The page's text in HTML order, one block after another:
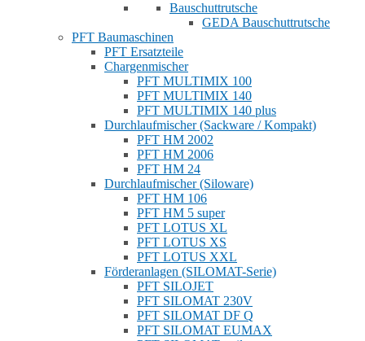
Bauschuttrutsche
GEDA Bauschuttrutsche
PFT Baumaschinen
PFT Ersatzteile
Chargenmischer
PFT MULTIMIX 100
PFT MULTIMIX 140
PFT MULTIMIX 140 plus
Durchlaufmischer (Sackware / Kompakt)
PFT HM 2002
PFT HM 2006
PFT HM 24
Durchlaufmischer (Siloware)
PFT HM 106
PFT HM 5 super
PFT LOTUS XL
PFT LOTUS XS
PFT LOTUS XXL
Förderanlagen (SILOMAT-Serie)
PFT SILOJET
PFT SILOMAT 230V
PFT SILOMAT DF Q
PFT SILOMAT EUMAX